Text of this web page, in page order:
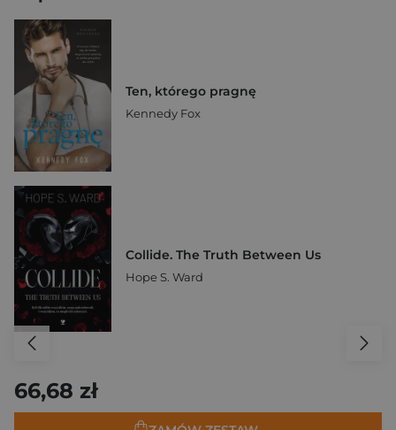
Ten, którego pragnę
Kennedy Fox
Collide. The Truth Between Us
Hope S. Ward
66,68 zł